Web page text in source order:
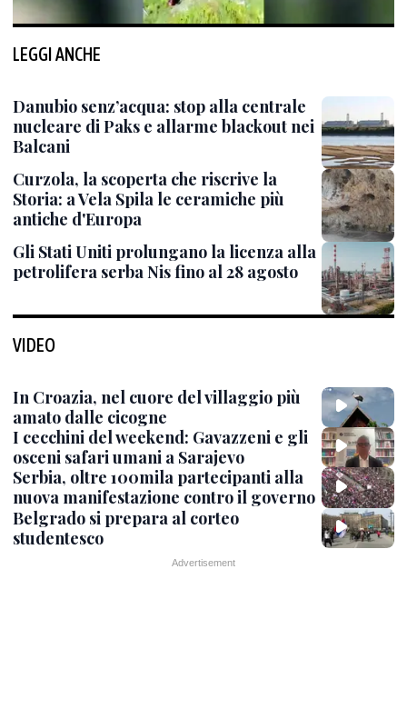
LEGGI ANCHE
Danubio senz’acqua: stop alla centrale
nucleare di Paks e allarme blackout nei
Balcani
Curzola, la scoperta che riscrive la
Storia: a Vela Spila le ceramiche più
antiche d'Europa
Gli Stati Uniti prolungano la licenza alla
petrolifera serba Nis fino al 28 agosto
VIDEO
In Croazia, nel cuore del villaggio più
amato dalle cicogne
I cecchini del weekend: Gavazzeni e gli
osceni safari umani a Sarajevo
Serbia, oltre 100mila partecipanti alla
nuova manifestazione contro il governo
Belgrado si prepara al corteo
studentesco